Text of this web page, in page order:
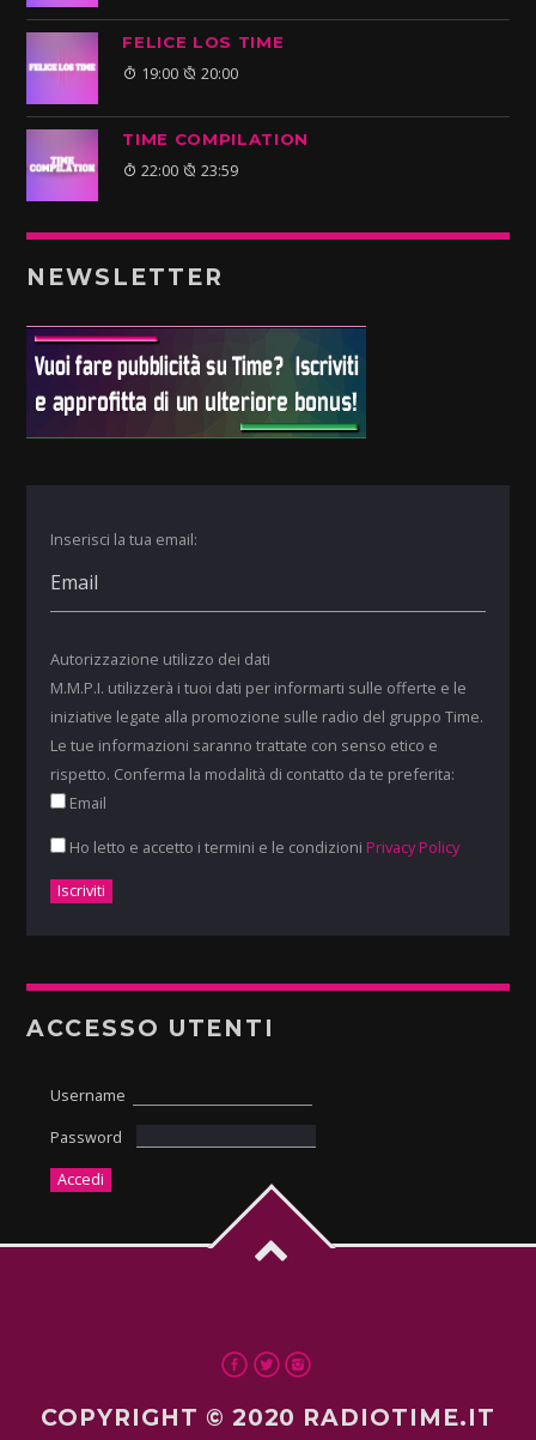
FELICE LOS TIME
19:00 20:00
TIME COMPILATION
22:00 23:59
NEWSLETTER
Inserisci la tua email:
Autorizzazione utilizzo dei dati
M.M.P.I. utilizzerà i tuoi dati per informarti sulle offerte e le
iniziative legate alla promozione sulle radio del gruppo Time.
Le tue informazioni saranno trattate con senso etico e
rispetto. Conferma la modalità di contatto da te preferita:
Email
Ho letto e accetto i termini e le condizioni Privacy Policy
ACCESSO UTENTI
Username
Password
COPYRIGHT © 2020 RADIOTIME.IT